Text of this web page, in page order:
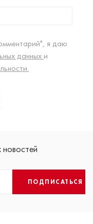
я даю
данных и
новостей
ПОДПИСАТЬСЯ